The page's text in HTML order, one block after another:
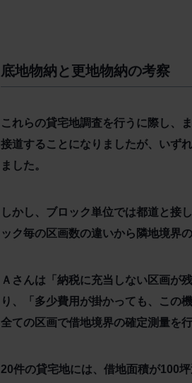
底地物納と更地物納の考察
これらの貸宅地調査を行うに際し、
接道することになりましたが、いず
ました。
しかし、ブロック単位では都道と接
ック毎の区画数の違いから隣地境界
Ａさんは「納税に充当しない区画が
り、「多少費用が掛かっても、この
全ての区画で借地境界の確定測量を
20件の貸宅地には、借地面積が100